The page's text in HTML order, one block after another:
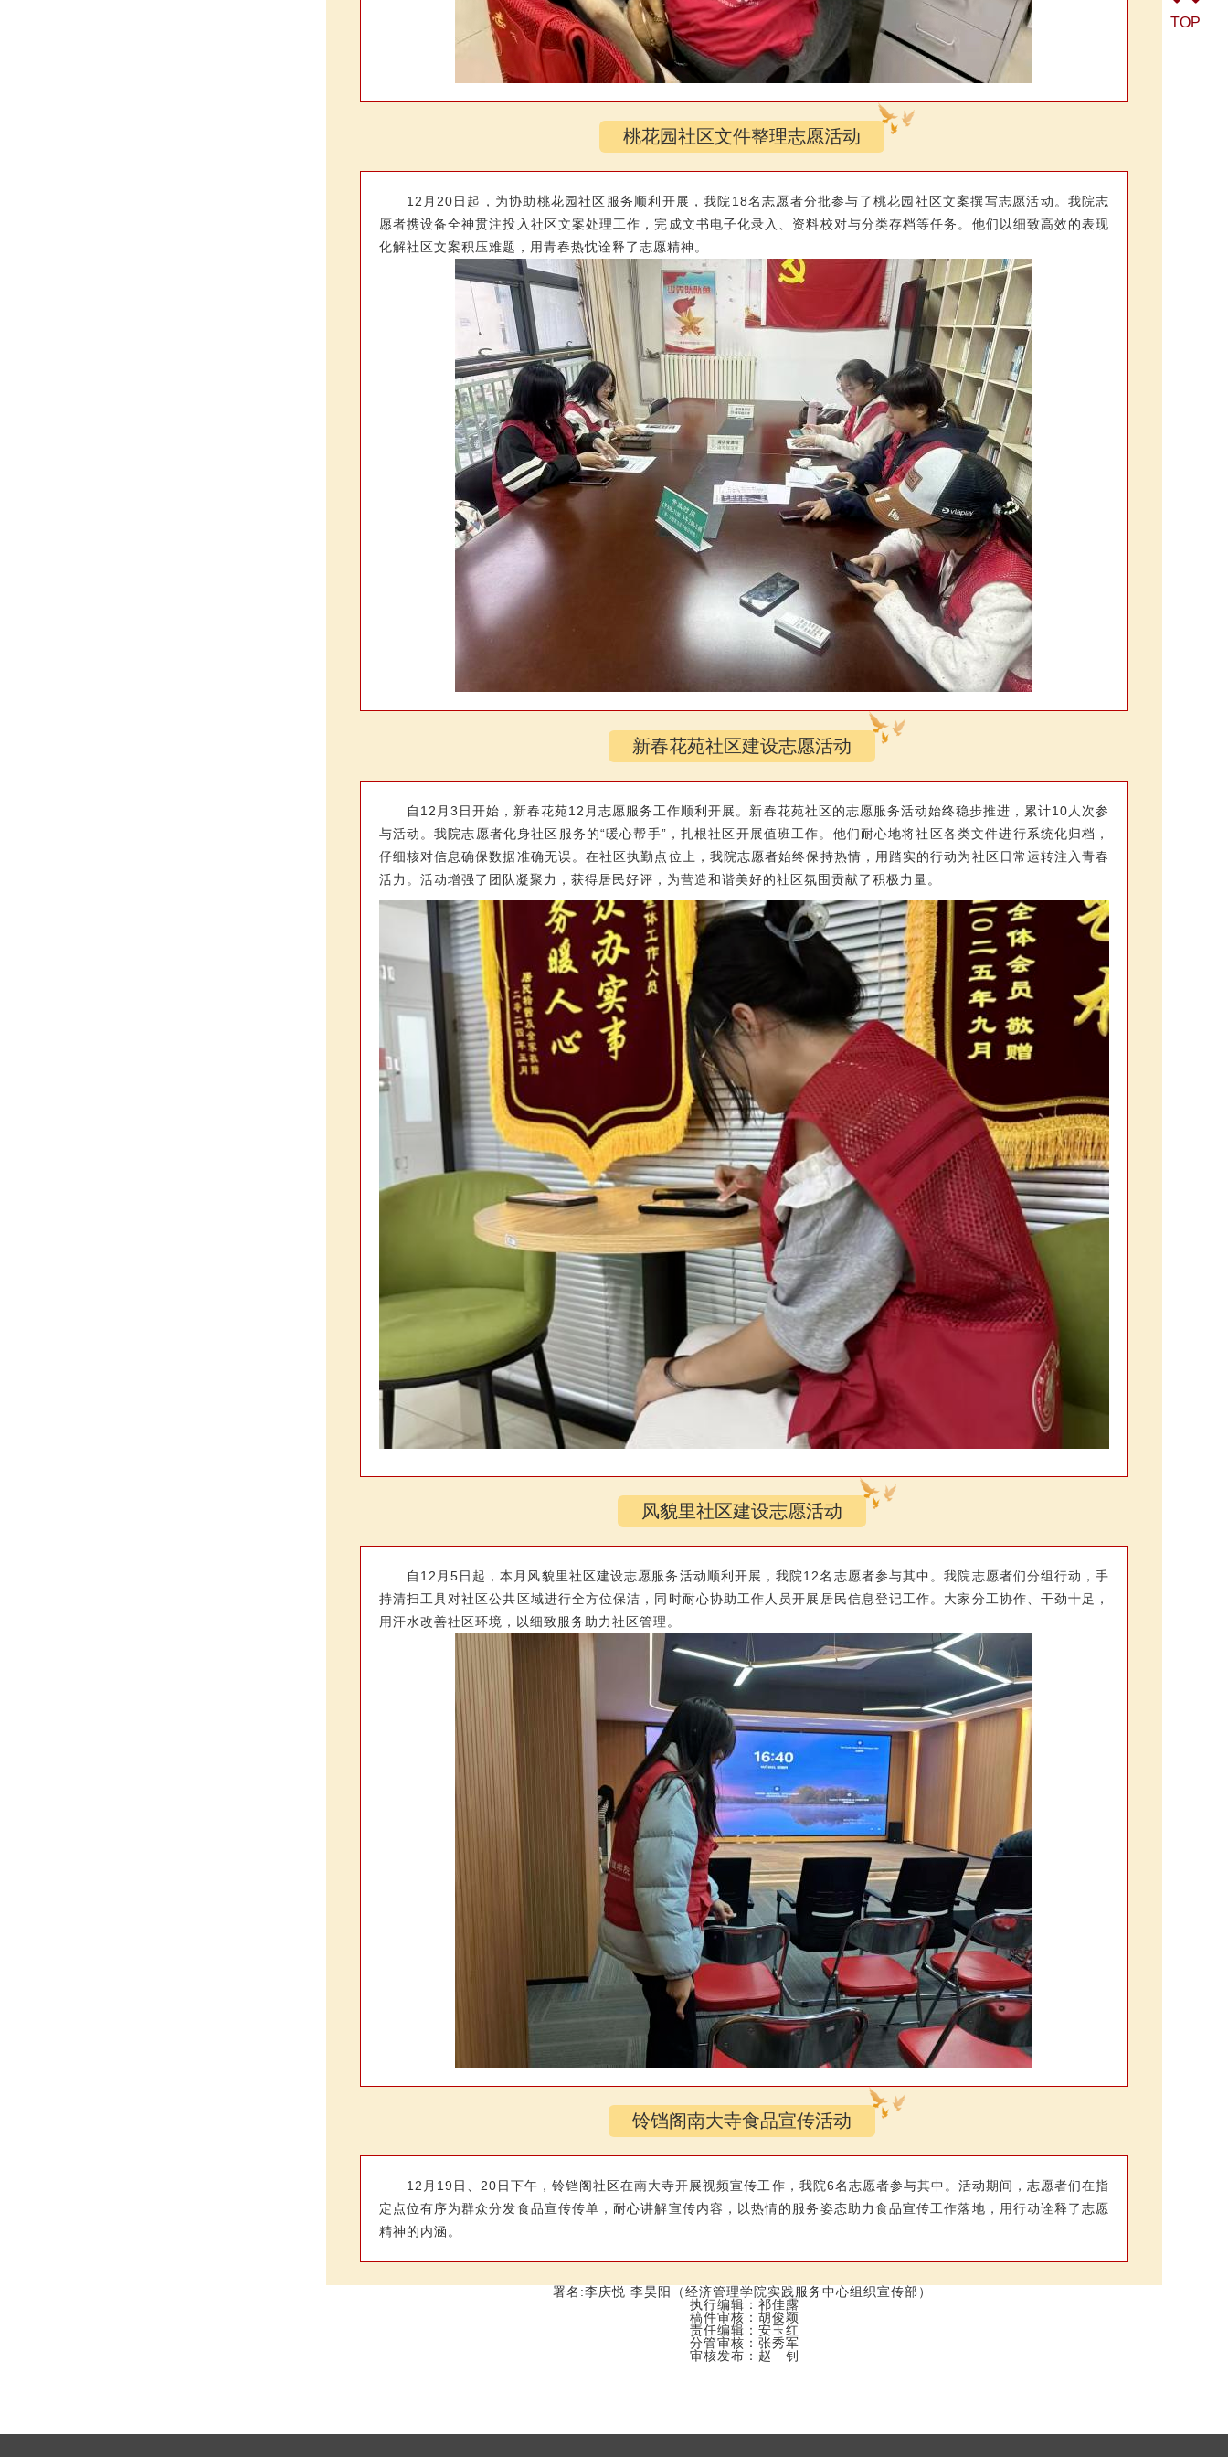
桃花园社区文件整理志愿活动
12月20日起，为协助桃花园社区服务顺利开展，我院18名志愿者分批参与了桃花园社区文案撰写志愿活动。我院志
愿者携设备全神贯注投入社区文案处理工作，完成文书电子化录入、资料校对与分类存档等任务。他们以细致高效的表现
化解社区文案积压难题，用青春热忱诠释了志愿精神。
新春花苑社区建设志愿活动
自12月3日开始，新春花苑12月志愿服务工作顺利开展。新春花苑社区的志愿服务活动始终稳步推进，累计10人次参
与活动。我院志愿者化身社区服务的“暖心帮手”，扎根社区开展值班工作。他们耐心地将社区各类文件进行系统化归档，
仔细核对信息确保数据准确无误。在社区执勤点位上，我院志愿者始终保持热情，用踏实的行动为社区日常运转注入青春
活力。活动增强了团队凝聚力，获得居民好评，为营造和谐美好的社区氛围贡献了积极力量。
风貌里社区建设志愿活动
自12月5日起，本月风貌里社区建设志愿服务活动顺利开展，我院12名志愿者参与其中。我院志愿者们分组行动，手
持清扫工具对社区公共区域进行全方位保洁，同时耐心协助工作人员开展居民信息登记工作。大家分工协作、干劲十足，
用汗水改善社区环境，以细致服务助力社区管理。
铃铛阁南大寺食品宣传活动
12月19日、20日下午，铃铛阁社区在南大寺开展视频宣传工作，我院6名志愿者参与其中。活动期间，志愿者们在指
定点位有序为群众分发食品宣传传单，耐心讲解宣传内容，以热情的服务姿态助力食品宣传工作落地，用行动诠释了志愿
精神的内涵。
署名:李庆悦 李昊阳（经济管理学院实践服务中心组织宣传部）
执行编辑：祁佳露
稿件审核：胡俊颖
责任编辑：安玉红
分管审核：张秀军
审核发布：赵 钊
TOP